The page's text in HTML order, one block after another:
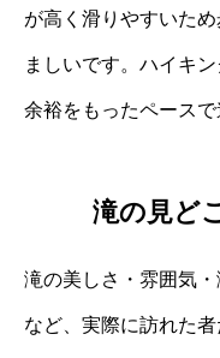
が高く滑りやすいた
ましいです。ハイキ
余裕をもったペースで
滝の見ど
滝の美しさ・雰囲気
など、実際に訪れた